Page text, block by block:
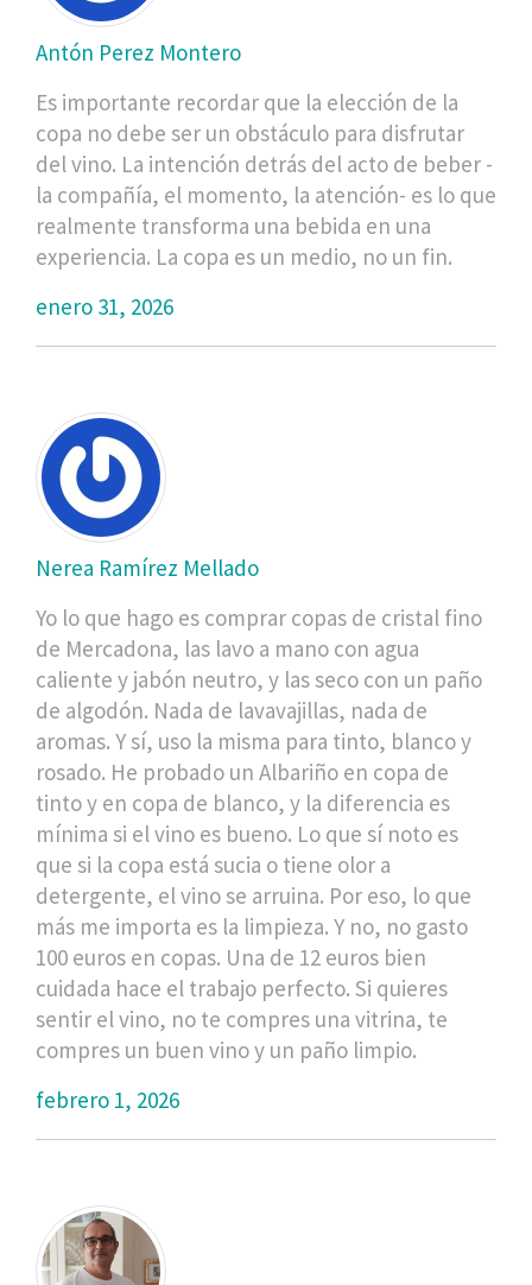
Antón Perez Montero
Es importante recordar que la elección de la
copa no debe ser un obstáculo para disfrutar
del vino. La intención detrás del acto de beber -
la compañía, el momento, la atención- es lo que
realmente transforma una bebida en una
experiencia. La copa es un medio, no un fin.
enero 31, 2026
Nerea Ramírez Mellado
Yo lo que hago es comprar copas de cristal fino
de Mercadona, las lavo a mano con agua
caliente y jabón neutro, y las seco con un paño
de algodón. Nada de lavavajillas, nada de
aromas. Y sí, uso la misma para tinto, blanco y
rosado. He probado un Albariño en copa de
tinto y en copa de blanco, y la diferencia es
mínima si el vino es bueno. Lo que sí noto es
que si la copa está sucia o tiene olor a
detergente, el vino se arruina. Por eso, lo que
más me importa es la limpieza. Y no, no gasto
100 euros en copas. Una de 12 euros bien
cuidada hace el trabajo perfecto. Si quieres
sentir el vino, no te compres una vitrina, te
compres un buen vino y un paño limpio.
febrero 1, 2026